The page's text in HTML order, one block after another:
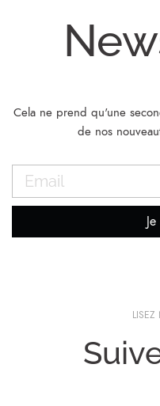
Cela ne prend qu'une
de nos
LISEZ